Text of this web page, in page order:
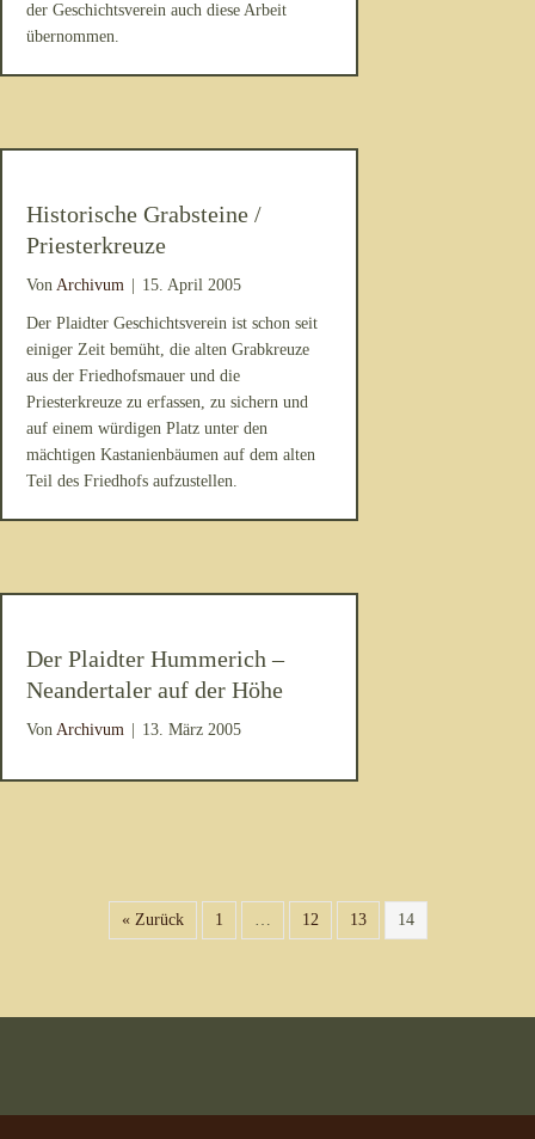
der Geschichtsverein auch diese Arbeit
übernommen.
Historische Grabsteine /
Priesterkreuze
Von Archivum 15. April 2005
Der Plaidter Geschichtsverein ist schon seit
einiger Zeit bemüht, die alten Grabkreuze
aus der Friedhofsmauer und die
Priesterkreuze zu erfassen, zu sichern und
auf einem würdigen Platz unter den
mächtigen Kastanienbäumen auf dem alten
Teil des Friedhofs aufzustellen.
Der Plaidter Hummerich –
Neandertaler auf der Höhe
Von Archivum 13. März 2005
« Zurück 1 … 12 13 14